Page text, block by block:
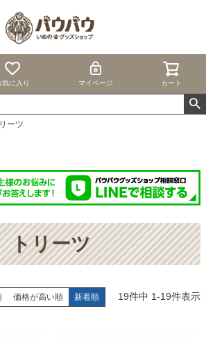
気に入り マイページ カート
ーツ
トリーツ
価格が高い順 新着順 19件中 1-19件表示